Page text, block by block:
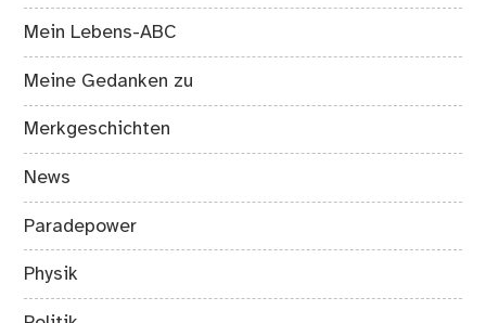
Mein Lebens-ABC
Meine Gedanken zu
Merkgeschichten
News
Paradepower
Physik